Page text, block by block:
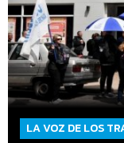
LA VOZ DE LOS